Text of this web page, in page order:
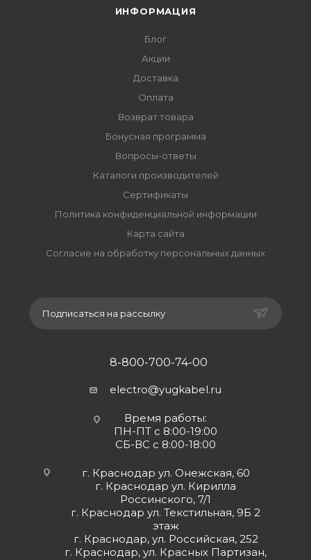
ИНФОРМАЦИЯ
Блог
Акции
Доставка
Оплата
Возврат товара
Бонусная программа
Вопросы-ответы
Каталоги производителей
Сертификаты
Политика конфиденциальной информации
Карта сайта
Согласие на обработку персональных данных
Подписаться на рассылку
8-800-700-74-00
electro@yugkabel.ru
Время работы:
ПН-ПТ с 8:00-19:00
СБ-ВС с 8:00-18:00
г. Краснодар ул. Онежская, 60
г. Краснодар ул. Кирилла
Россинского, 7/1
г. Краснодар ул. Текстильная, 9Б 2
этаж
г. Краснодар, ул. Российская, 252
г. Краснодар, ул. Красных Партизан,